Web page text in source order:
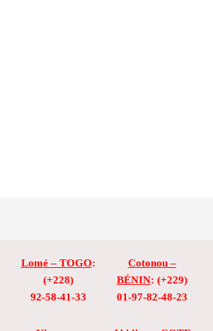
Lomé – TOGO:
(+228)
92-58-41-33
Cotonou –
BÉNIN: (+229)
01-97-82-48-23